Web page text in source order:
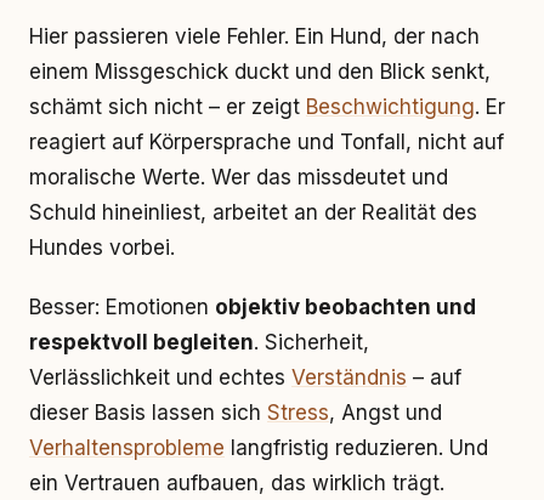
Hier passieren viele Fehler. Ein Hund, der nach
einem Missgeschick duckt und den Blick senkt,
schämt sich nicht – er zeigt Beschwichtigung. Er
reagiert auf Körpersprache und Tonfall, nicht auf
moralische Werte. Wer das missdeutet und
Schuld hineinliest, arbeitet an der Realität des
Hundes vorbei.
Besser: Emotionen objektiv beobachten und
respektvoll begleiten. Sicherheit,
Verlässlichkeit und echtes Verständnis – auf
dieser Basis lassen sich Stress, Angst und
Verhaltensprobleme langfristig reduzieren. Und
ein Vertrauen aufbauen, das wirklich trägt.